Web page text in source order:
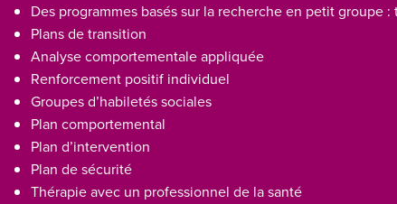
Des programmes basés sur la recherche en petit groupe
Plans de transition
Analyse comportementale appliquée
Renforcement positif individuel
Groupes d’habiletés sociales
Plan comportemental
Plan d’intervention
Plan de sécurité
Thérapie avec un professionnel de la santé